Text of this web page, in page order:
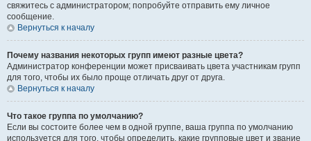
свяжитесь с администратором; попробуйте отправить ему личное
сообщение.
Вернуться к началу
Почему названия некоторых групп имеют разные цвета?
Администратор конференции может присваивать цвета участникам групп
для того, чтобы их было проще отличать друг от друга.
Вернуться к началу
Что такое группа по умолчанию?
Если вы состоите более чем в одной группе, ваша группа по умолчанию
используется для того, чтобы определить, какие групповые цвет и звание